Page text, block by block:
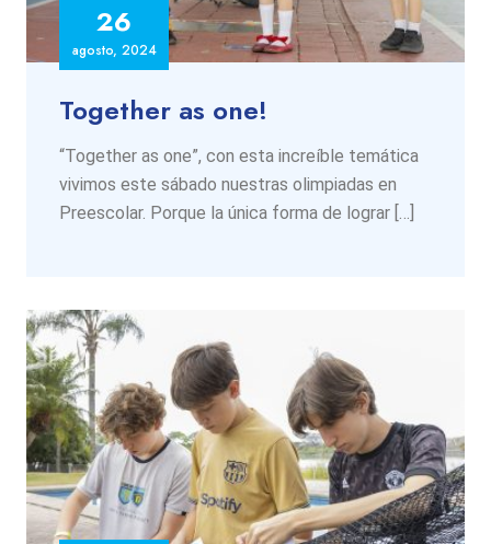
26
agosto, 2024
Together as one!
“Together as one”, con esta increíble temática
vivimos este sábado nuestras olimpiadas en
Preescolar. Porque la única forma de lograr […]